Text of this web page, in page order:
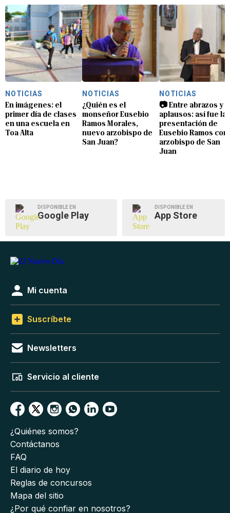
NOTICIAS
En imágenes: el
primer día de clases
en una escuela en
Toa Alta
NOTICIAS
¿Quién es el
monseñor Eusebio
Ramos Morales,
nuevo arzobispo de
San Juan?
NOTICIAS
📷 Entre abrazos y
aplausos: así fue la
presentación de
Eusebio Ramos
arzobispo de San
Juan
DISPONIBLE EN
Google Play
DISPONIBLE EN
App Store
Mi cuenta
Suscríbete
Newsletters
Servicio al cliente
¿Quiénes somos?
Contáctanos
FAQ
El diario de hoy
Reglas de concursos
Mapa del sitio
¿Por qué confiar en nosotros?